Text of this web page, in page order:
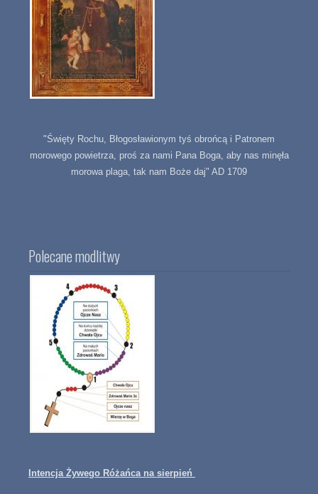
"Święty Rochu, Błogosławionym tyś obrońcą i Patronem
morowego powietrza, proś za nami Pana Boga, aby nas minęła
morowa plaga, tak nam Boże daj" AD 1709
Polecane modlitwy
Intencja Żywego Różańca na sierpień